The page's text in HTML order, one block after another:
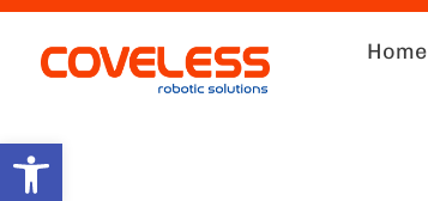
Abrir barra de herramientas
Home